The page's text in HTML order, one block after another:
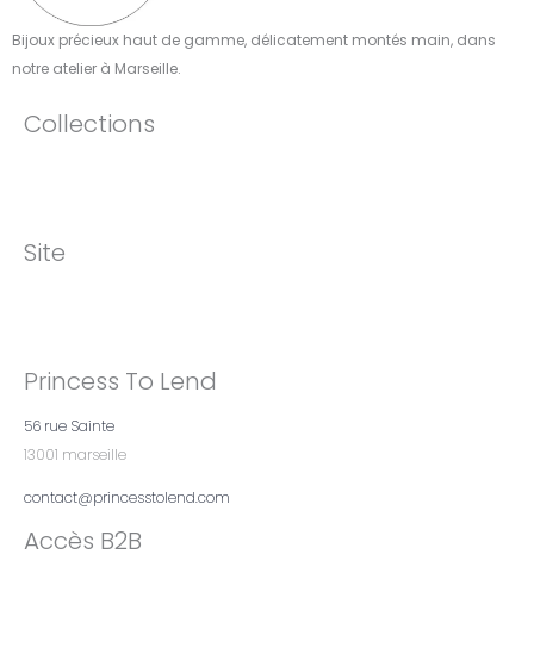
Bijoux précieux haut de gamme, délicatement montés main, dans
notre atelier à Marseille.​
Collections
Site
Princess To Lend
56 rue Sainte
13001 marseille
contact@princesstolend.com
Accès B2B